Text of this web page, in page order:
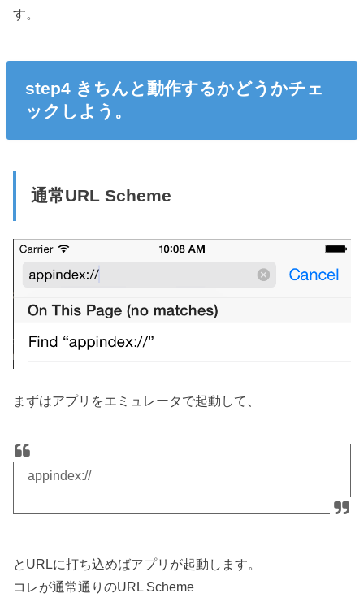
す。
step4 きちんと動作するかどうかチェ
ックしよう。
通常URL Scheme
まずはアプリをエミュレータで起動して、
appindex://
とURLに打ち込めばアプリが起動します。
コレが通常通りのURL Scheme